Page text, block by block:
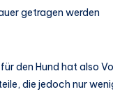
getragen werden
den Hund hat also
die jedoch nur